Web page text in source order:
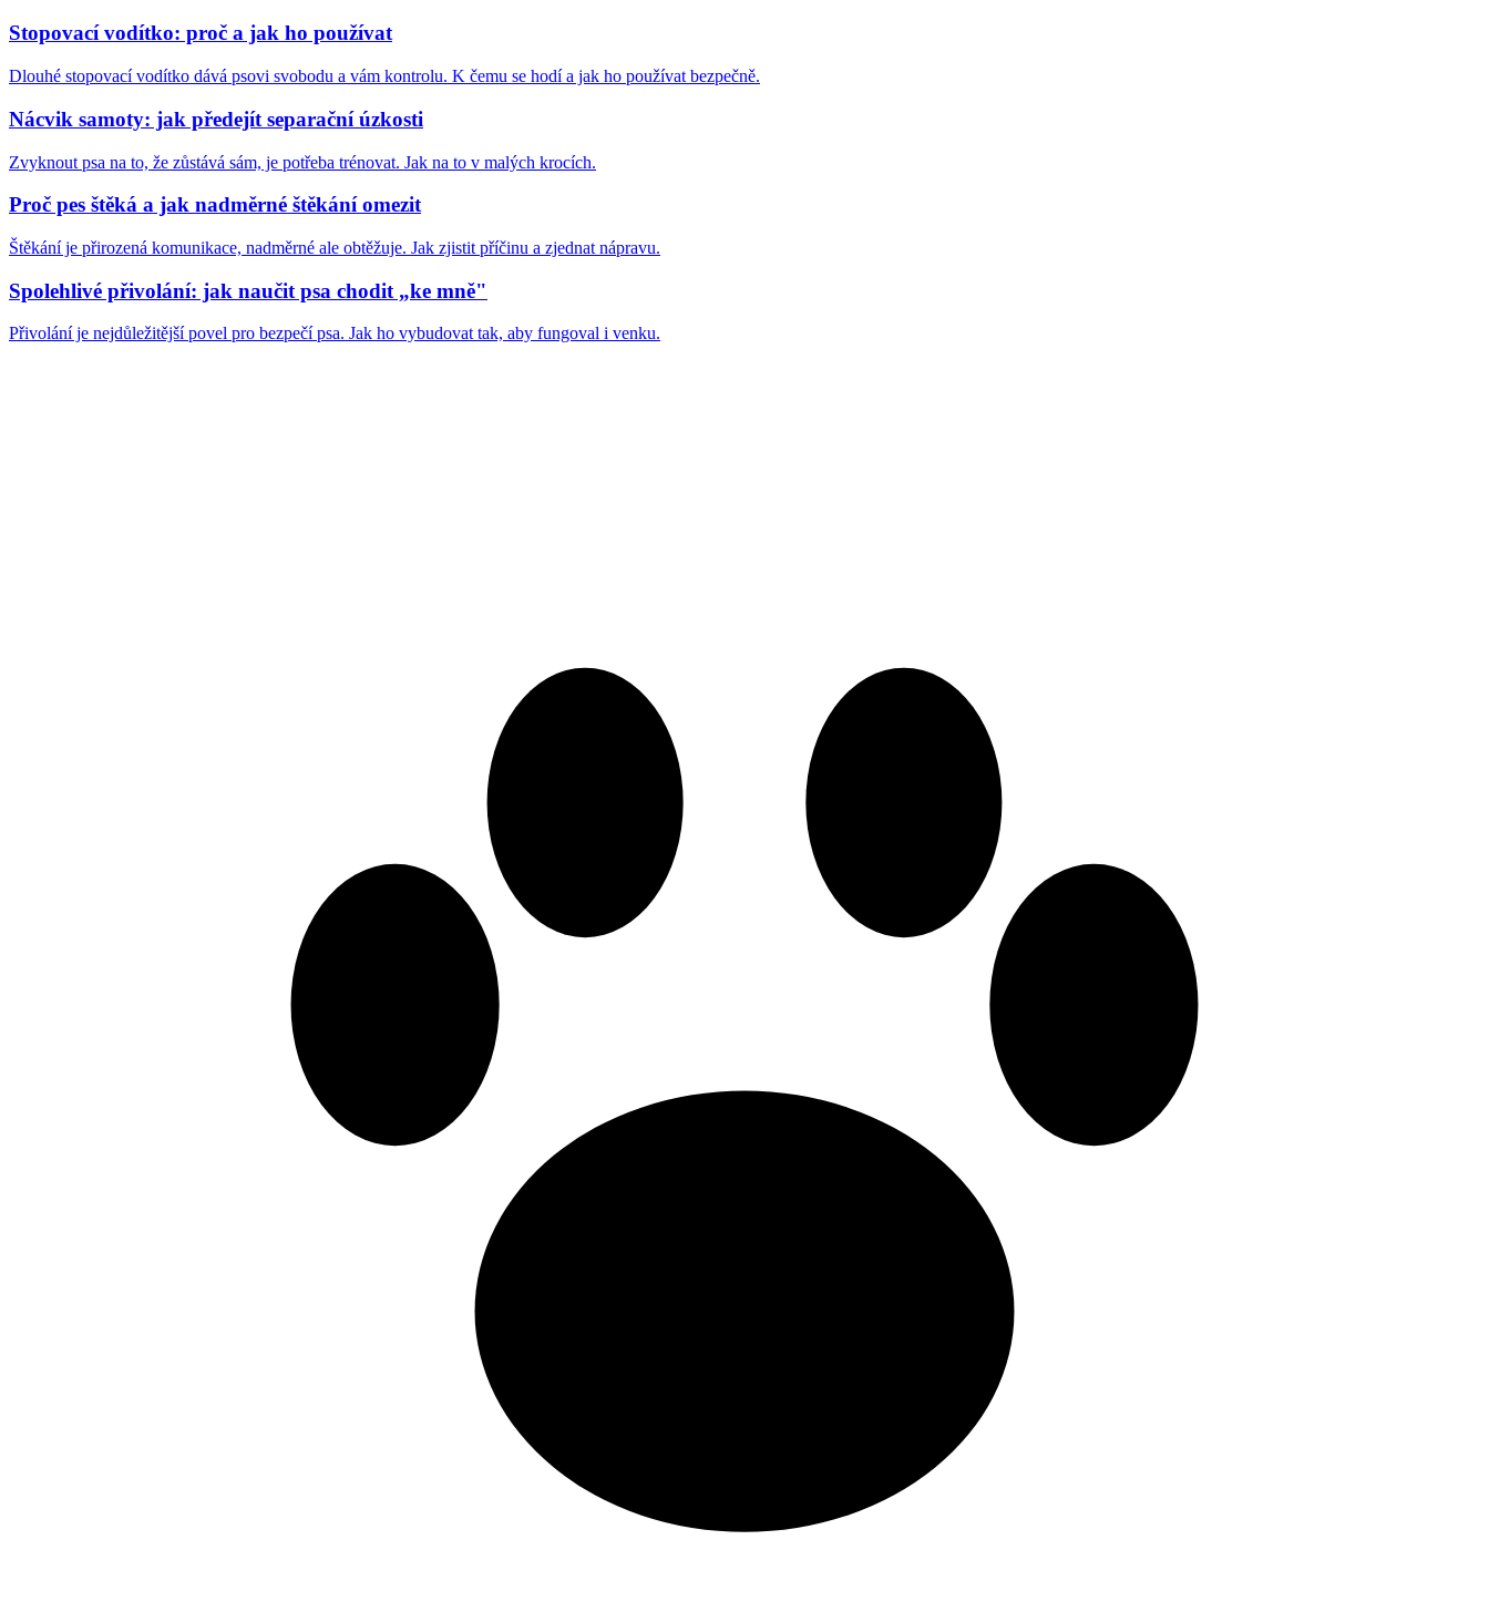
Stopovací vodítko: proč a jak ho používat
Dlouhé stopovací vodítko dává psovi svobodu a vám kontrolu. K čemu se hodí a jak ho používat bezpečně.
Nácvik samoty: jak předejít separační úzkosti
Zvyknout psa na to, že zůstává sám, je potřeba trénovat. Jak na to v malých krocích.
Proč pes štěká a jak nadměrné štěkání omezit
Štěkání je přirozená komunikace, nadměrné ale obtěžuje. Jak zjistit příčinu a zjednat nápravu.
Spolehlivé přivolání: jak naučit psa chodit „ke mně"
Přivolání je nejdůležitější povel pro bezpečí psa. Jak ho vybudovat tak, aby fungoval i venku.